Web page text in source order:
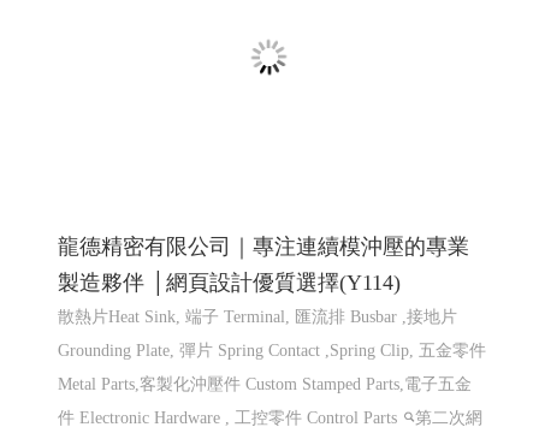
仕禮企業有限公司 Shili Co., Ltd│網頁設計優
質選擇(Y114)
機車零件製造,機車避震器零件製造,前叉零件,cnc機械加
工,汽機車零件加工, CNC 客製品加工, 鍛造零件,汽車零件
鍛造,機車零件鍛造,高雄鍛造公司,汽機車零件鍛造,CNC 加
工,異形品加工,鍛造零�
網頁設計 程式設計 網頁設計